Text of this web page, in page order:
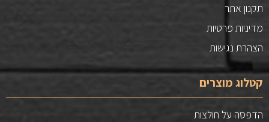
תקנון אתר
מדיניות פרטיות
הצהרת נגישות
קטלוג מוצרים
הדפסה על חולצות